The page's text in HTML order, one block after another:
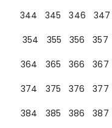
344
345 346 347
354
355 356 357
364
365 366 367
374
375 376 377
384
385 386 387